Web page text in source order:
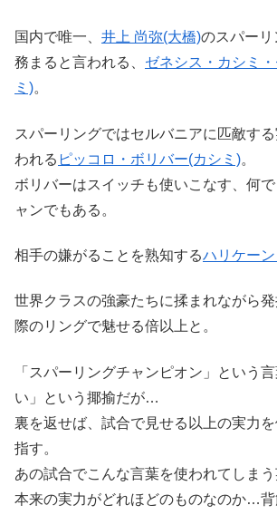
国内で唯一、 井上 尚弥(大橋)のスパー
務まると言われる、 ゼネシス・カシミ
ミ)。
スパーリングではセルバニアに匹敵す
われる ピッコロ・ボリバー(カシミ)。
ボリバーはスイッチも使いこなす、何
ャンでもある。
相手の嫌がることを熟知するハリケー
世界クラスの強豪たちに揉まれながら
際のリングで魅せる倍以上と。
「スパーリングチャンピオン」という
い」という揶揄だが…
裏を返せば、試合で見せる以上の実力
指す。
あの試合でこんな言葉を使われてしま
本来の実力がどれほどのものなのか…背